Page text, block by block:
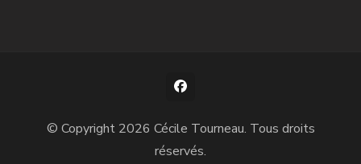
© Copyright 2026 Cécile Tourneau. Tous droits
réservés.